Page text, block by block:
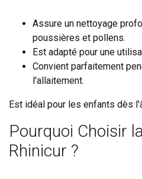
Assure un nettoyage
poussières et pollens.
Est adapté pour une
Convient parfaitement
l'allaitement.
Est idéal pour les enfants dès
Pourquoi Choisir
Rhinicur ?